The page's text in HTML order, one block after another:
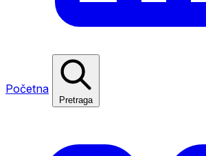
Početna
Pretraga